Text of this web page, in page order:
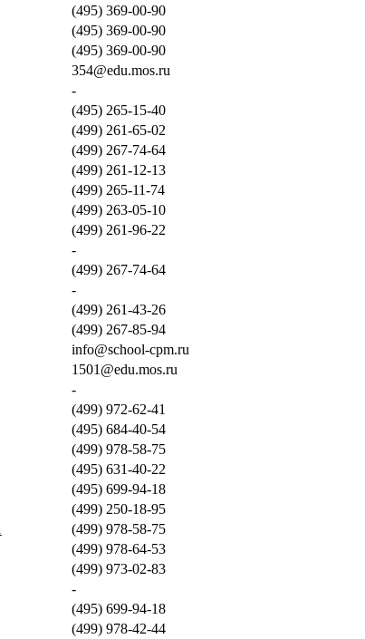
(495) 369-00-90
(495) 369-00-90
(495) 369-00-90
354@edu.mos.ru
-
(495) 265-15-40
(499) 261-65-02
(499) 267-74-64
(499) 261-12-13
(499) 265-11-74
(499) 263-05-10
(499) 261-96-22
-
(499) 267-74-64
-
(499) 261-43-26
(499) 267-85-94
info@school-cpm.ru
1501@edu.mos.ru
-
(499) 972-62-41
(495) 684-40-54
(499) 978-58-75
(495) 631-40-22
(495) 699-94-18
(499) 250-18-95
(499) 978-58-75
(499) 978-64-53
(499) 973-02-83
-
(495) 699-94-18
(499) 978-42-44